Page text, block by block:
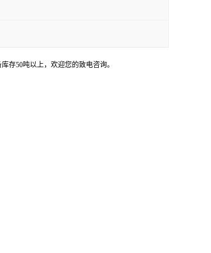
存50吨以上，欢迎您的致电咨询。